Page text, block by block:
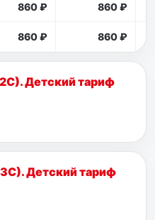
860 ₽ 860 ₽
860 ₽ 860 ₽
Детский тариф
Детский тариф